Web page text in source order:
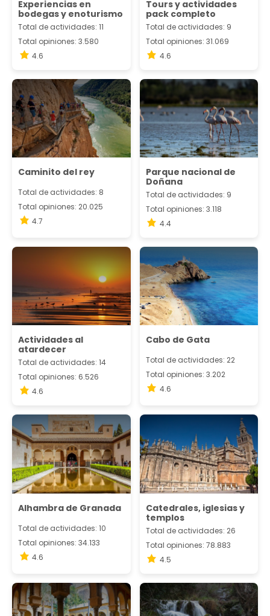
Experiencias en
bodegas y enoturismo
Total de actividades: 11
Total opiniones: 3.580
4.6
Tours y actividades
pack completo
Total de actividades: 9
Total opiniones: 31.069
4.6
Caminito del rey
Total de actividades: 8
Total opiniones: 20.025
4.7
Parque nacional de
Doñana
Total de actividades: 9
Total opiniones: 3.118
4.4
Actividades al
atardecer
Total de actividades: 14
Total opiniones: 6.526
4.6
Cabo de Gata
Total de actividades: 22
Total opiniones: 3.202
4.6
Alhambra de Granada
Total de actividades: 10
Total opiniones: 34.133
4.6
Catedrales, iglesias y
templos
Total de actividades: 26
Total opiniones: 78.883
4.5